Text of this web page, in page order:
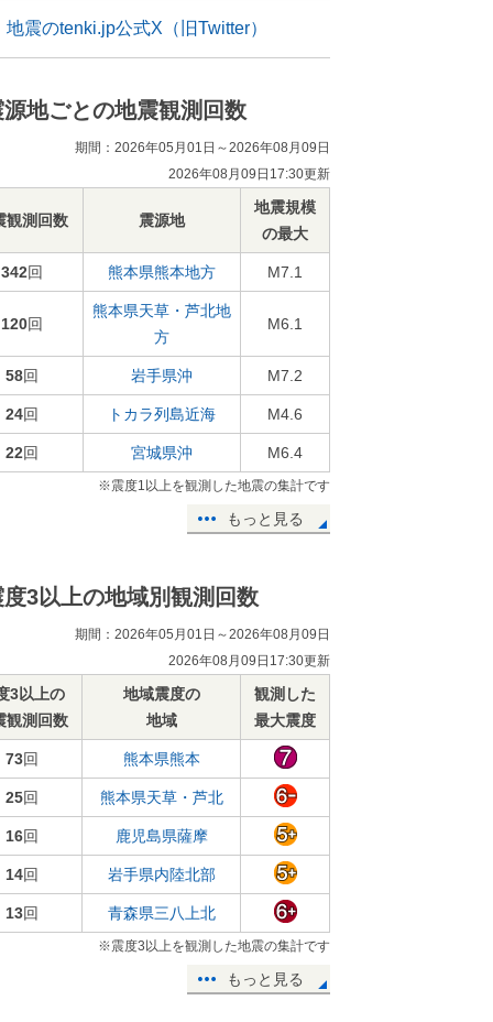
地震のtenki.jp公式X（旧Twitter）
源地ごとの地震観測回数
期間：2026年05月01日～2026年08月09日
2026年08月09日17:30更新
観測回数 震源地
地震規模
の最大
342回 熊本県熊本地方 M7.1
120回
熊本県天草・芦北地
方
M6.1
58回 岩手県沖 M7.2
24回 トカラ列島近海 M4.6
22回 宮城県沖 M6.4
※震度1以上を観測した地震の集計です
もっと見る
度3以上の地域別観測回数
期間：2026年05月01日～2026年08月09日
2026年08月09日17:30更新
3以上の
観測回数
地域震度の
地域
観測した
最大震度
73回 熊本県熊本
25回 熊本県天草・芦北
16回 鹿児島県薩摩
14回 岩手県内陸北部
13回 青森県三八上北
※震度3以上を観測した地震の集計です
もっと見る